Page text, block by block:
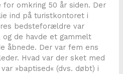
for omkring 50 år siden. Der
ind på turistkontoret i
bedsteforældre var
de havde et gammelt
åbnede. Der var fem ens
Hvad var der sket med
»baptised« (dvs. døbt) i